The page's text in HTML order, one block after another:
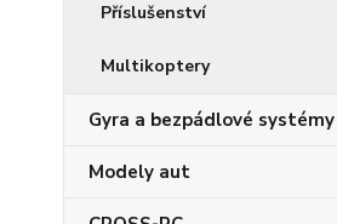
Příslušenství
Multikoptery
Gyra a bezpádlové systémy
Modely aut